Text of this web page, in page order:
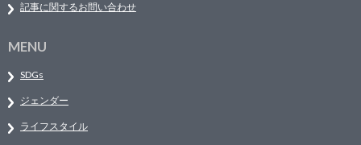
記事に関するお問い合わせ
MENU
SDGs
ジェンダー
ライフスタイル